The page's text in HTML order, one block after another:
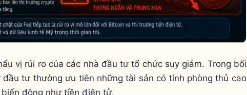
vị rủi ro của các nhà đầu tư tổ chức suy giảm. Trong bối
tư thường ưu tiên những tài sản có tính phòng thủ cao
động như tiền điện tử.